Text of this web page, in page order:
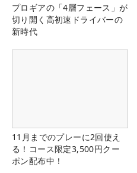
プロギアの「4層フェース」が
切り開く高初速ドライバーの
新時代
11月までのプレーに2回使え
る！コース限定3,500円クー
ポン配布中！